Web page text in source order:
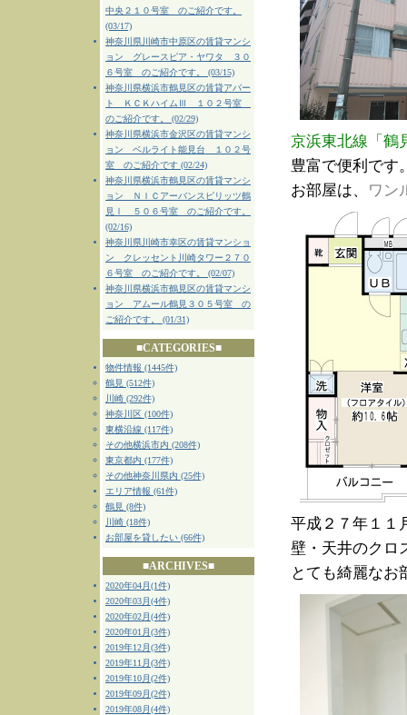
中央２１０号室 のご紹介です。
(03/17)
神奈川県川崎市中原区の賃貸マンシ
ョン グレースピア・ヤワタ ３０
６号室 のご紹介です。 (03/15)
神奈川県横浜市鶴見区の賃貸アパー
ト ＫＣＫハイムⅢ １０２号室
のご紹介です。 (02/29)
神奈川県横浜市金沢区の賃貸マンシ
ョン ベルライト能見台 １０２号
室 のご紹介です (02/24)
神奈川県横浜市鶴見区の賃貸マンシ
ョン ＮＩＣアーバンスピリッツ鶴
見Ⅰ ５０６号室 のご紹介です。
(02/16)
神奈川県川崎市幸区の賃貸マンショ
ン クレッセント川崎タワー２７０
６号室 のご紹介です。 (02/07)
神奈川県横浜市鶴見区の賃貸マンシ
ョン アムール鶴見３０５号室 の
ご紹介です。 (01/31)
■CATEGORIES■
物件情報 (1445件)
鶴見 (512件)
川崎 (292件)
神奈川区 (100件)
東横沿線 (117件)
その他横浜市内 (208件)
東京都内 (177件)
その他神奈川県内 (25件)
エリア情報 (61件)
鶴見 (8件)
川崎 (18件)
お部屋を貸したい (66件)
■ARCHIVES■
2020年04月(1件)
2020年03月(4件)
2020年02月(4件)
2020年01月(3件)
2019年12月(3件)
2019年11月(3件)
2019年10月(2件)
2019年09月(2件)
2019年08月(4件)
京浜東北線「鶴
豊富で便利です
お部屋は、
ワン
平成２７年１１
壁・天井のクロ
とても綺麗なお